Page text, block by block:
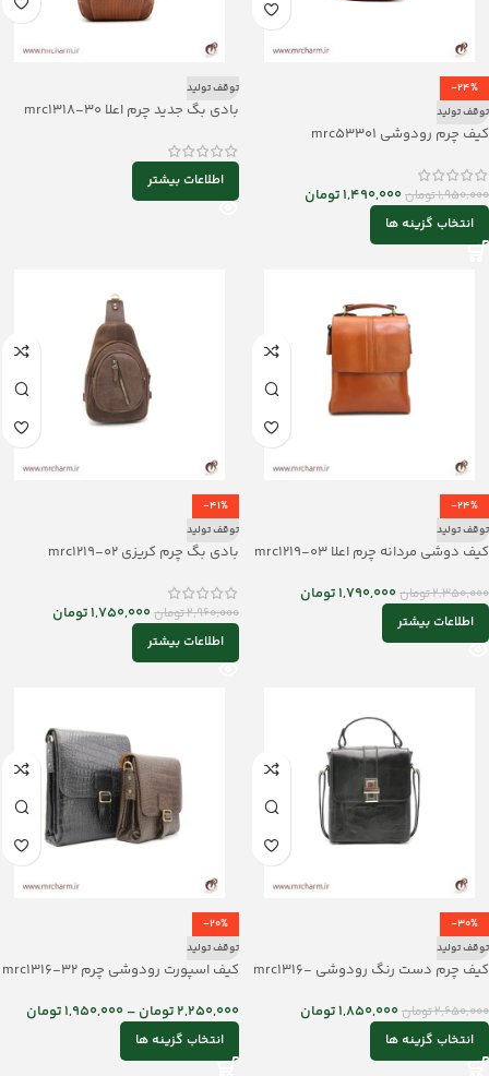
-24%
توقف تولید
کیف چرم رودوشی mrc53301
1,950,000تومان1,490,000تومان
انتخاب گزینه ها
توقف تولید
بادی بگ جدید چرم اعلا mrc1318-30
اطلاعات بیشتر
-24%
توقف تولید
کیف دوشی مردانه چرم اعلا mrc1219-03
2,350,000تومان1,790,000تومان
اطلاعات بیشتر
-41%
توقف تولید
بادی بگ چرم کریزی mrc1219-02
2,960,000تومان1,750,000تومان
اطلاعات بیشتر
-30%
توقف تولید
کیف چرم دست رنگ رودوشی mrc1316-
2,650,000تومان1,850,000تومان
انتخاب گزینه ها
-20%
توقف تولید
کیف اسپورت رودوشی چرم mrc1316-32
2,250,000تومان –
1,950,000تومان
انتخاب گزینه ها